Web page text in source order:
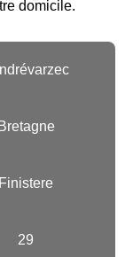
domicile.
Bretagne
Finistere
29